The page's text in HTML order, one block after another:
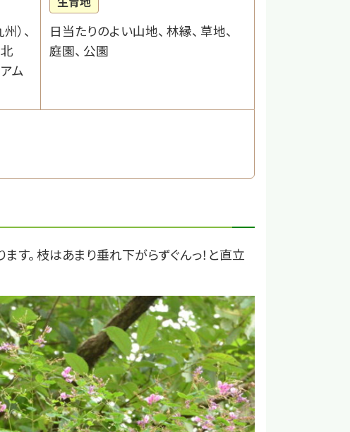
）、
アム
日当たりのよい山地、 林縁、 草地、
庭園、 公園
す。 枝はあまり垂れ下がらずぐんっ！と直立